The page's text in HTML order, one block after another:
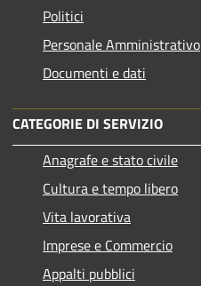
Politici
Personale Amministrativo
Documenti e dati
CATEGORIE DI SERVIZIO
Anagrafe e stato civile
Cultura e tempo libero
Vita lavorativa
Imprese e Commercio
Appalti pubblici